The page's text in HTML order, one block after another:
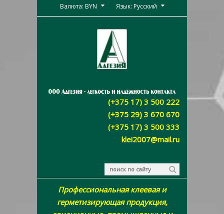
Валюта: BYN Язык: Русский
(+375 17) 3 500 222
(+375 29) 3 670 670
(+375 17) 3 500 333
klei2007@mail.ru
Профессиональная клеевая и
герметизирующая продукция,